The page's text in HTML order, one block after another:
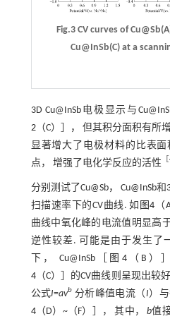
Fig.3 CV curves of
Cu@InSb(C) at a
3D Cu@InSb电极显示与
2（C）］， 但其积分面积有所
显著增大了电极材料的比表
点， 增强了电化学反应的活性 ［
分别测试了Cu@Sb， Cu@InSb
扫描速率下的CV曲线. 如 图4
曲线中氧化峰的电流值明显高
逆性较差. 可能是由于发生了
下， Cu@InSb［
图4（B）］
4（C）］的CV曲线则呈现出较
公式I=avb 分析峰值电流（I）
4（D）~（F）］， 其中，b值